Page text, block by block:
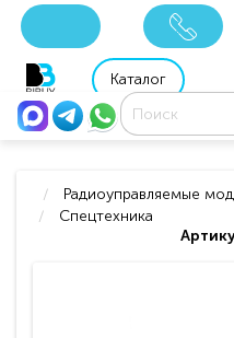
8 800 201 92 06
Каталог
Радиоуправляемые
Спецтехника